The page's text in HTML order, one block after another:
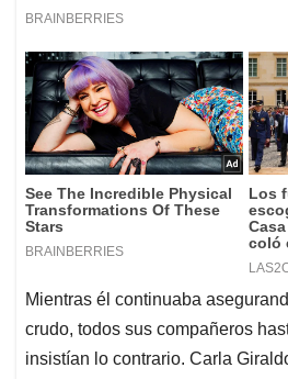
Mientras él continuaba
crudo, todos sus compañeros
insistían lo contrario. Carla